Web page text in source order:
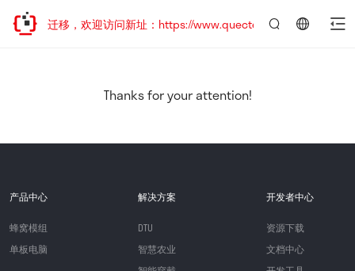
地址已迁移，欢迎访问新址：https://www.quectel.com.cn
Thanks for your attention!
产品中心
蜂窝模组
单板电脑
解决方案
DTU
智慧农业
开发者中心
资源下载
文档中心